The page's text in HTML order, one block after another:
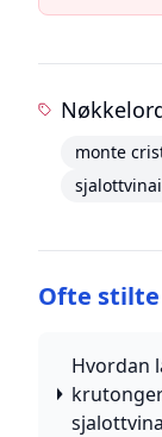
monte
Ofte
Hvordan